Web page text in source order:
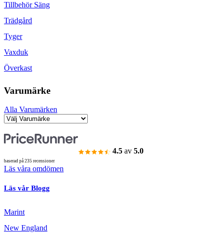
Tillbehör Säng
Trädgård
Tyger
Vaxduk
Överkast
Varumärke
Alla Varumärken
4.5 av 5.0
baserad på 235 recensioner
Läs våra omdömen
Läs vår Blogg
Marint
New England